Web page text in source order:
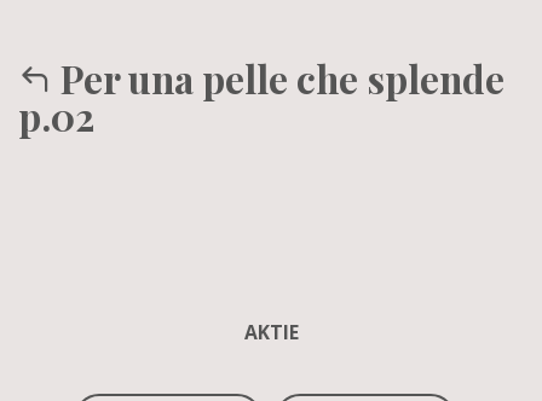
Per una pelle che splende
p.02
AKTIE